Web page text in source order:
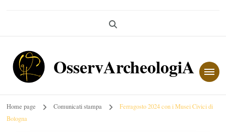
OsservArcheologiA
Home page Comunicati stampa
Ferragosto 2024 con i Musei Civici di
Bologna